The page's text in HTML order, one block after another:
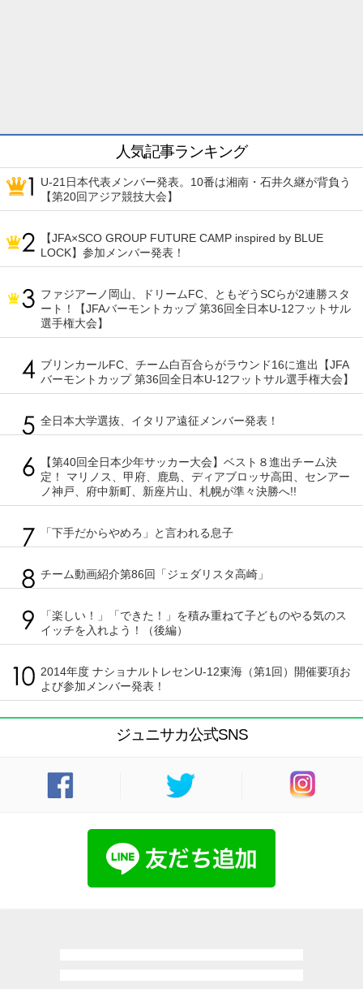
人気記事ランキング
U-21日本代表メンバー発表。10番は湘南・石井久継が背負う
【第20回アジア競技大会】
【JFA×SCO GROUP FUTURE CAMP inspired by BLUE
LOCK】参加メンバー発表！
ファジアーノ岡山、ドリームFC、ともぞうSCらが2連勝スタ
ート！【JFAバーモントカップ 第36回全日本U-12フットサル
選手権大会】
ブリンカールFC、チーム白百合らがラウンド16に進出【JFA
バーモントカップ 第36回全日本U-12フットサル選手権大会】
全日本大学選抜、イタリア遠征メンバー発表！
【第40回全日本少年サッカー大会】ベスト８進出チーム決
定！ マリノス、甲府、鹿島、ディアブロッサ高田、センアー
ノ神戸、府中新町、新座片山、札幌が準々決勝へ!!
「下手だからやめろ」と言われる息子
チーム動画紹介第86回「ジェダリスタ高崎」
「楽しい！」「できた！」を積み重ねて子どものやる気のス
イッチを入れよう！（後編）
2014年度 ナショナルトレセンU-12東海（第1回）開催要項お
よび参加メンバー発表！
ジュニサカ公式SNS